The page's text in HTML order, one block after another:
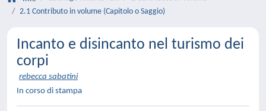
2.1 Contributo in volume (Capitolo o Saggio)
Incanto e disincanto nel turismo dei
corpi
rebecca sabatini
In corso di stampa